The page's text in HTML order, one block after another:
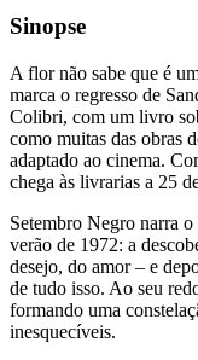
Sinopse
A flor não sabe que é
marca o regresso de
Colibri, com um livro
como muitas das obras
adaptado ao cinema.
chega às livrarias a 25
Setembro Negro narra
verão de 1972: a
desejo, do amor – e
de tudo isso. Ao seu
formando uma
inesquecíveis.